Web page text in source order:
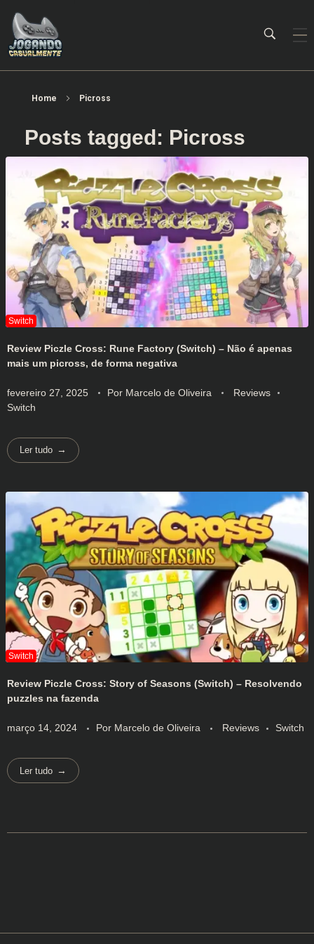
Home Picross
Posts tagged: Picross
Review Piczle Cross: Rune Factory (Switch) – Não é apenas
mais um picross, de forma negativa
fevereiro 27, 2025 Por Marcelo de Oliveira
Reviews
Switch
Ler tudo
Review Piczle Cross: Story of Seasons (Switch) – Resolvendo
puzzles na fazenda
março 14, 2024 Por Marcelo de Oliveira Reviews Switch
Ler tudo